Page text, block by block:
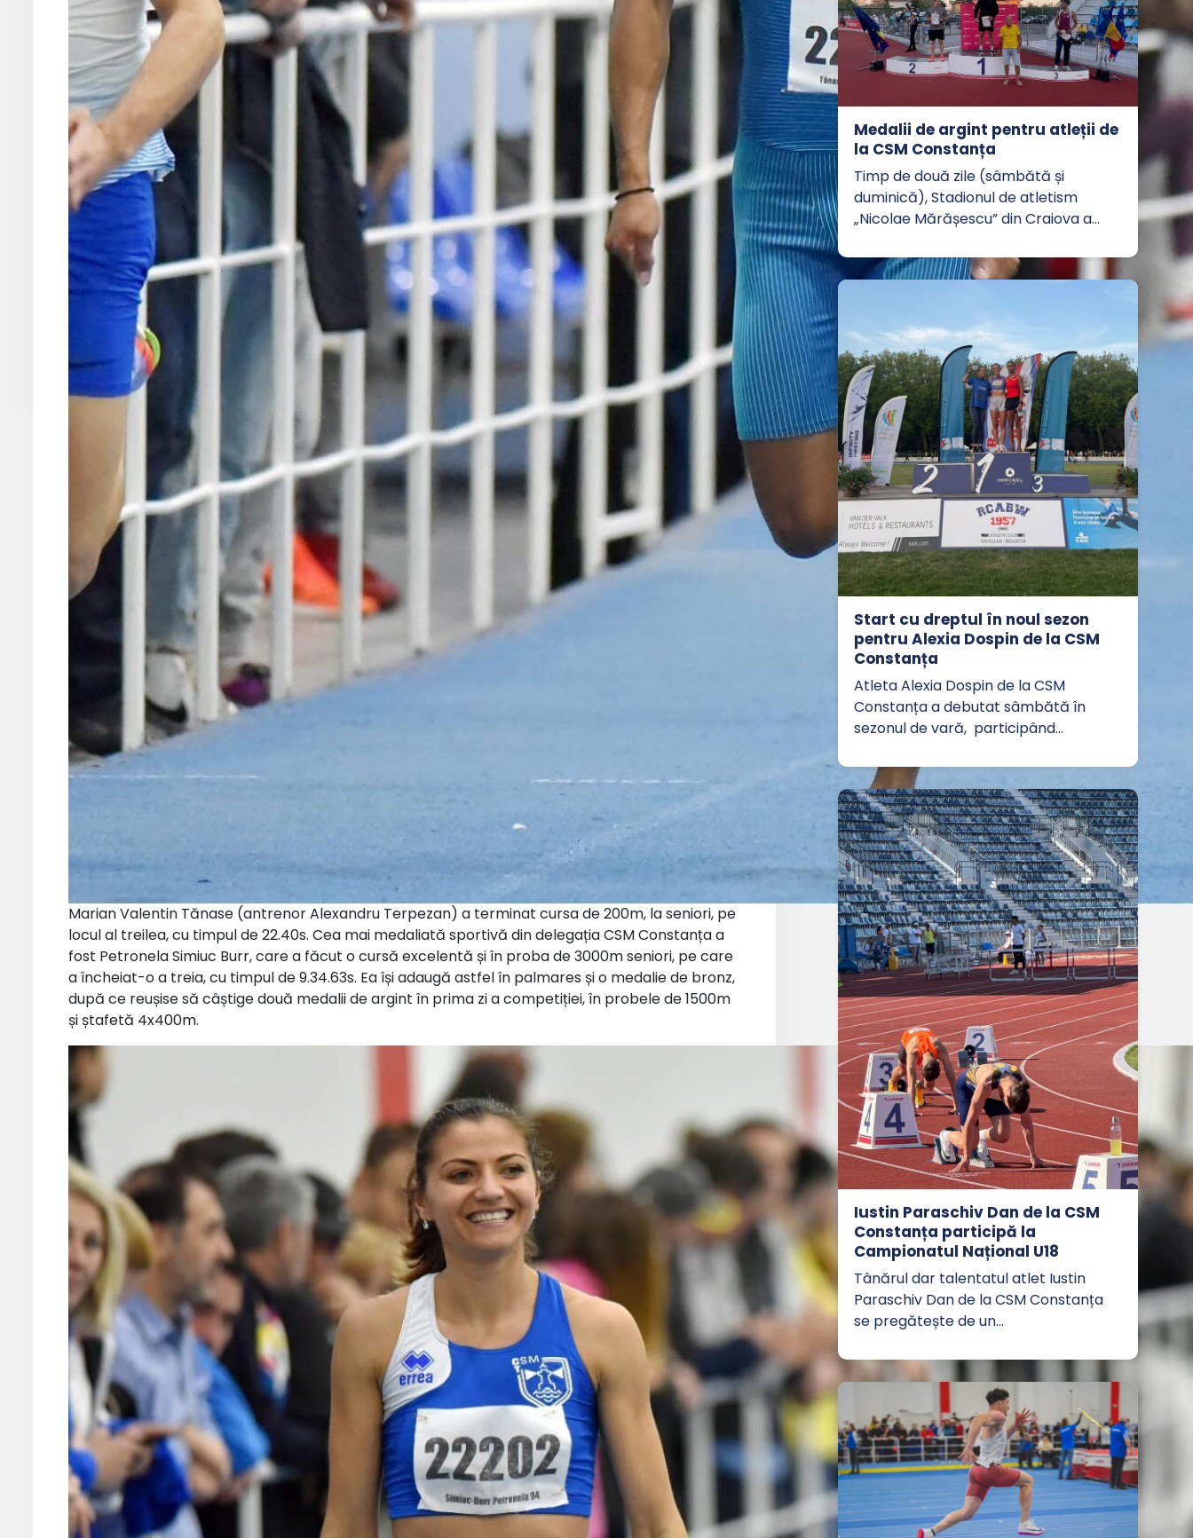
Marian Valentin Tănase (antrenor Alexandru Terpezan) a terminat cursa de 200m, la seniori, pe
locul al treilea, cu timpul de 22.40s. Cea mai medaliată sportivă din delegația CSM Constanța a
fost Petronela Simiuc Burr, care a făcut o cursă excelentă și în proba de 3000m seniori, pe care
a încheiat-o a treia, cu timpul de 9.34.63s. Ea își adaugă astfel în palmares și o medalie de bronz,
după ce reușise să câștige două medalii de argint în prima zi a competiției, în probele de 1500m
și ștafetă 4x400m.
Medalii de argint pentru atleții de
la CSM Constanța
Timp de două zile (sâmbătă și
duminică), Stadionul de atletism
„Nicolae Mărășescu” din Craiova a…
Start cu dreptul în noul sezon
pentru Alexia Dospin de la CSM
Constanța
Atleta Alexia Dospin de la CSM
Constanța a debutat sâmbătă în
sezonul de vară, participând…
Iustin Paraschiv Dan de la CSM
Constanța participă la
Campionatul Național U18
Tânărul dar talentatul atlet Iustin
Paraschiv Dan de la CSM Constanța
se pregătește de un…